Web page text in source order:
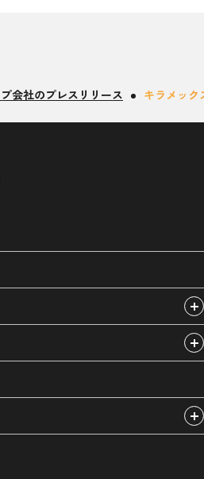
会社のプレスリリース キラメック